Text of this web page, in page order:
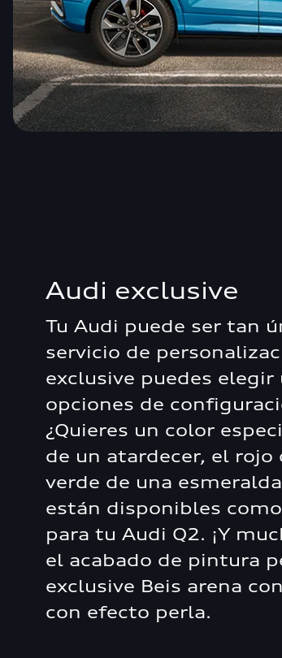
Audi exclusive
Tu Audi puede ser tan
servicio de
exclusive puedes
opciones de
¿Quieres un color
de un atardecer, el rojo
verde de una
están disponibles
para tu Audi Q2. ¡Y
el acabado de pintura
exclusive Beis arena
con efecto perla.